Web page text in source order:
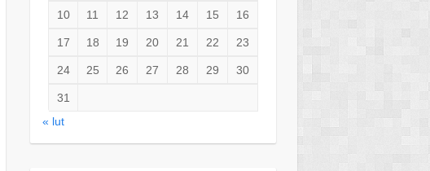
10 11 12 13 14 15 16
17 18 19 20 21 22 23
24 25 26 27 28 29 30
31
« lut